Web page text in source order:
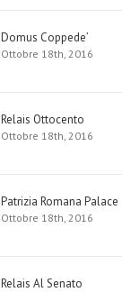
Domus Coppede’
Ottobre 18th, 2016
Relais Ottocento
Ottobre 18th, 2016
Patrizia Romana Palace
Ottobre 18th, 2016
Relais Al Senato